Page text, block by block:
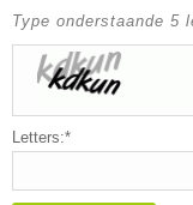
Type onderstaande 5
Letters:*